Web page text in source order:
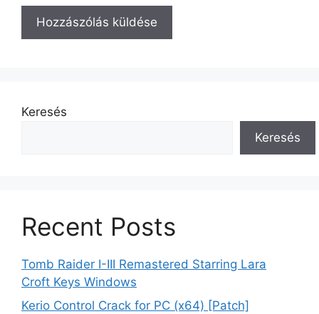
Keresés
Keresés
Recent Posts
Tomb Raider I-III Remastered Starring Lara
Croft Keys Windows
Kerio Control Crack for PC (x64) [Patch]